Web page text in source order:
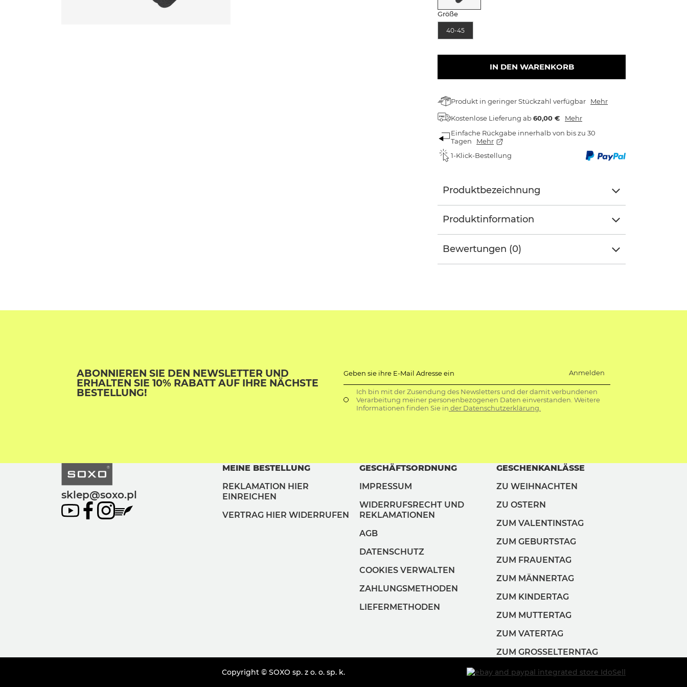
Größe
40-45
IN DEN WARENKORB
Produkt in geringer Stückzahl verfügbar Mehr
Kostenlose Lieferung ab60,00 €
Mehr
Einfache Rückgabe innerhalb von bis zu 30
Tagen
Mehr
1-Klick-Bestellung
Produktbezeichnung
Produktinformation
Bewertungen (0)
ABONNIEREN SIE DEN NEWSLETTER UND
ERHALTEN SIE 10% RABATT AUF IHRE NÄCHSTE
BESTELLUNG!
Geben sie ihre E-Mail Adresse ein Anmelden
Ich bin mit der Zusendung des Newsletters und der damit verbundenen
Verarbeitung meiner personenbezogenen Daten einverstanden. Weitere
Informationen finden Sie in der Datenschutzerklärung.
sklep@soxo.pl
MEINE BESTELLUNG
REKLAMATION HIER
EINREICHEN
VERTRAG HIER WIDERRUFEN
GESCHÄFTSORDNUNG
IMPRESSUM
WIDERRUFSRECHT UND
REKLAMATIONEN
AGB
DATENSCHUTZ
COOKIES VERWALTEN
ZAHLUNGSMETHODEN
LIEFERMETHODEN
GESCHENKANLÄSSE
ZU WEIHNACHTEN
ZU OSTERN
ZUM VALENTINSTAG
ZUM GEBURTSTAG
ZUM FRAUENTAG
ZUM MÄNNERTAG
ZUM KINDERTAG
ZUM MUTTERTAG
ZUM VATERTAG
ZUM GROSSELTERNTAG
Copyright © SOXO sp. z o. o. sp. k.